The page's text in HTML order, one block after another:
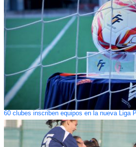
60 clubes inscriben equipos en la nueva Liga